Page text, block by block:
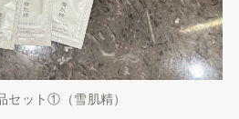
セット①（雪肌精）